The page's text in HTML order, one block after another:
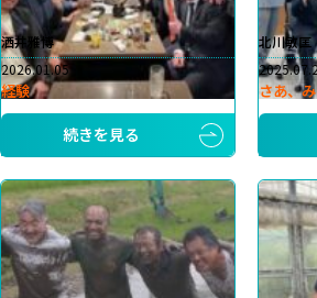
洒井雅博
2026.01.05
経験
続きを見る
北川敏匡
さあ、